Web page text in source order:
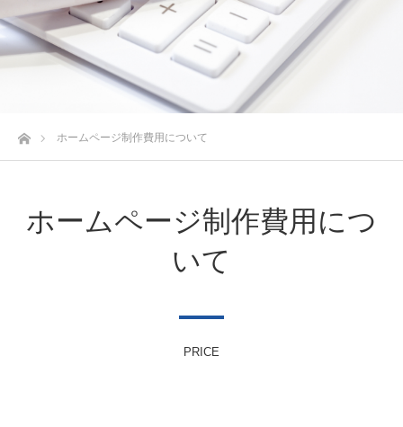
ホームホームページ制作費用について
ホームページ制作費用につ
いて
PRICE